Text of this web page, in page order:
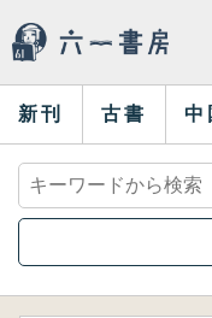
新刊 古書 中